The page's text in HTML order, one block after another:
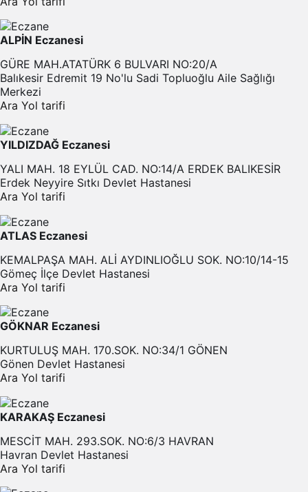
ALPİN Eczanesi
GÜRE MAH.ATATÜRK 6 BULVARI NO:20/A
Balıkesir Edremit 19 No'lu Sadi Topluoğlu Aile Sağlığı
Merkezi
Ara Yol tarifi
YILDIZDAĞ Eczanesi
YALI MAH. 18 EYLÜL CAD. NO:14/A ERDEK BALIKESİR
Erdek Neyyire Sıtkı Devlet Hastanesi
Ara Yol tarifi
ATLAS Eczanesi
KEMALPAŞA MAH. ALİ AYDINLIOĞLU SOK. NO:10/14-15
Gömeç İlçe Devlet Hastanesi
Ara Yol tarifi
GÖKNAR Eczanesi
KURTULUŞ MAH. 170.SOK. NO:34/1 GÖNEN
Gönen Devlet Hastanesi
Ara Yol tarifi
KARAKAŞ Eczanesi
MESCİT MAH. 293.SOK. NO:6/3 HAVRAN
Havran Devlet Hastanesi
Ara Yol tarifi